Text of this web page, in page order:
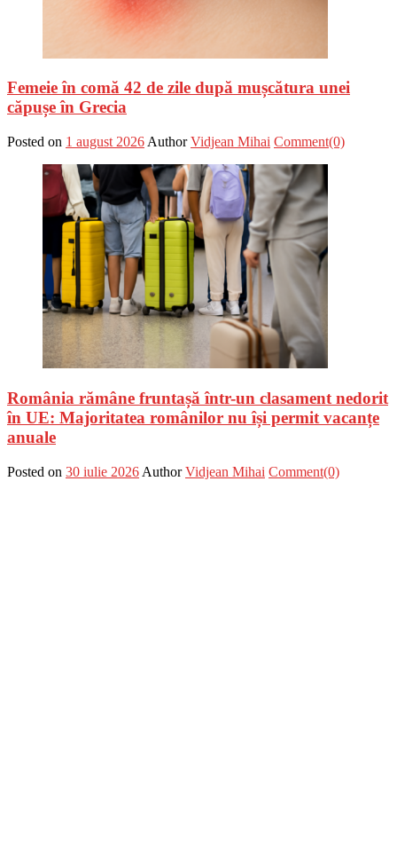
Femeie în comă 42 de zile după mușcătura unei
căpușe în Grecia
Posted on 1 august 2026 Author Vidjean Mihai Comment(0)
România rămâne fruntașă într-un clasament nedorit
în UE: Majoritatea românilor nu își permit vacanțe
anuale
Posted on 30 iulie 2026 Author Vidjean Mihai Comment(0)